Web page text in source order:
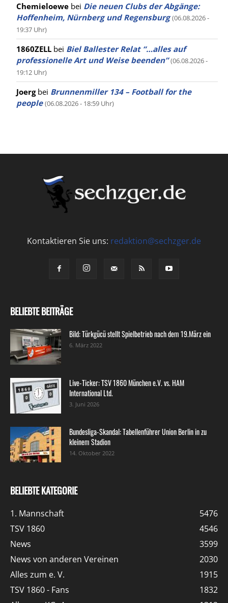
Chemieloewe bei Die neuen Clubs der Abgänge:
Hoffenheim, Nürnberg und Regensburg (06.08.2026 -
19:37 Uhr)
1860ZELL bei Biel Ballester Relat “…alles auf
professionelle Art und Weise beenden” (06.08.2026 -
19:12 Uhr)
Joergbei Brunnenmiller 134 – Football for the
people (06.08.2026 - 18:59 Uhr)
Kontaktieren Sie uns: redaktion@sechzger.de
BELIEBTE BEITRÄGE
Bild: Türkgücü stellt Spielbetrieb nach dem 19.März ein
6. März 2022
Live-Ticker: TSV 1860 München e.V. vs. HAM
International Ltd.
3. Juni 2026
Bundesliga-Skandal: Tabellenführer Union Berlin in zu
kleinem Stadion
14. Oktober 2022
BELIEBTE KATEGORIE
1. Mannschaft
5476
TSV 1860
4546
News
3599
News von anderen Vereinen
2030
Alles zum e. V.
1915
TSV 1860 - Fans
1832